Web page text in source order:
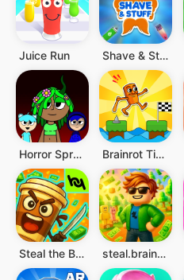
Juice Run Shave & Stuff: VR Barber Game (Official)
Horror Spranky Beats Brainrot Tip Tap Challenge
Steal the Brainrot steal.brainrot.ultimate.chaos.game